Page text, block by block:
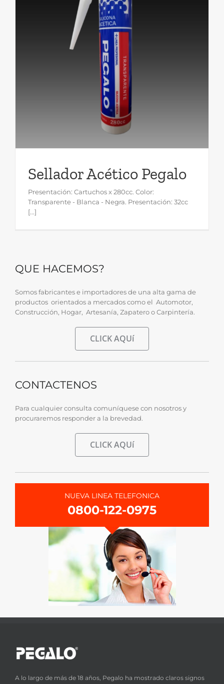
Sellador Acético Pegalo
Presentación: Cartuchos x 280cc. Color:
Transparente - Blanca - Negra. Presentación: 32cc
[...]
QUE HACEMOS?
Somos fabricantes e importadores de una alta gama de
productos orientados a mercados como el Automotor,
Construcción, Hogar, Artesanía, Zapatero o Carpintería.
CLICK AQUí
CONTACTENOS
Para cualquier consulta comuníquese con nosotros y
procuraremos responder a la brevedad.
CLICK AQUí
NUEVA LINEA TELEFONICA
0800-122-0975
A lo largo de más de 18 años, Pegalo ha mostrado claros signos